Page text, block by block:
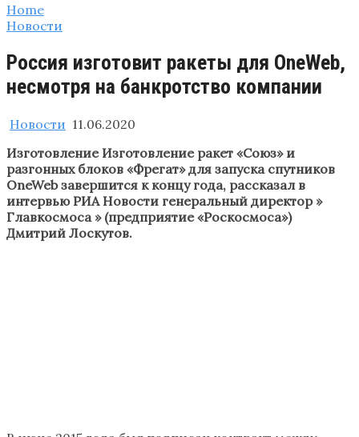
Home
Новости
Россия изготовит ракеты для OneWeb,
несмотря на банкротство компании
Новости 11.06.2020
Изготовление Изготовление ракет «Союз» и
разгонных блоков «Фрегат» для запуска спутников
OneWeb завершится к концу года, рассказал в
интервью РИА Новости генеральный директор »
Главкосмоса » (предприятие «Роскосмоса»)
Дмитрий Лоскутов.